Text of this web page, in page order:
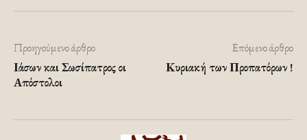
Προηγούμενο άρθρο
Ιάσων και Σωσίπατρος οι
Απόστολοι
Επόμενο άρθρο
Κυριακή των Προπατόρων !